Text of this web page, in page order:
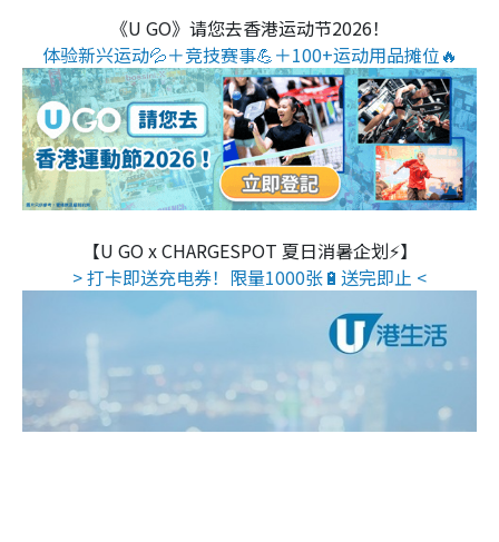
《U GO》请您去香港运动节2026！
体验新兴运动💦＋竞技赛事💪＋100+运动用品摊位🔥
【U GO x CHARGESPOT 夏日消暑企划⚡】
> 打卡即送充电券！限量1000张🔋送完即止 <